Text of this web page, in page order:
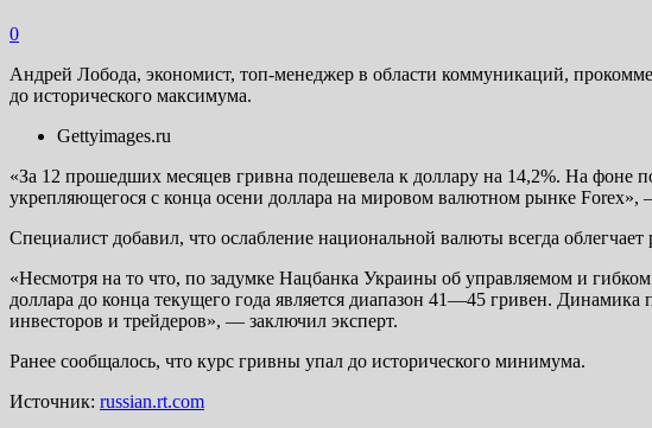
0
Андрей Лобода, экономист, топ-менеджер в области коммуникаций,
до исторического максимума.
Gettyimages.ru
«За 12 прошедших месяцев гривна подешевела к доллару на 14,2%. На
укрепляющегося с конца осени доллара на мировом валютном рынке Forex»,
Специалист добавил, что ослабление национальной валюты всегда
«Несмотря на то что, по задумке Нацбанка Украины об управляемом и
доллара до конца текущего года является диапазон 41—45 гривен.
инвесторов и трейдеров», — заключил эксперт.
Ранее сообщалось, что курс гривны упал до исторического минимума.
Источник: russian.rt.com